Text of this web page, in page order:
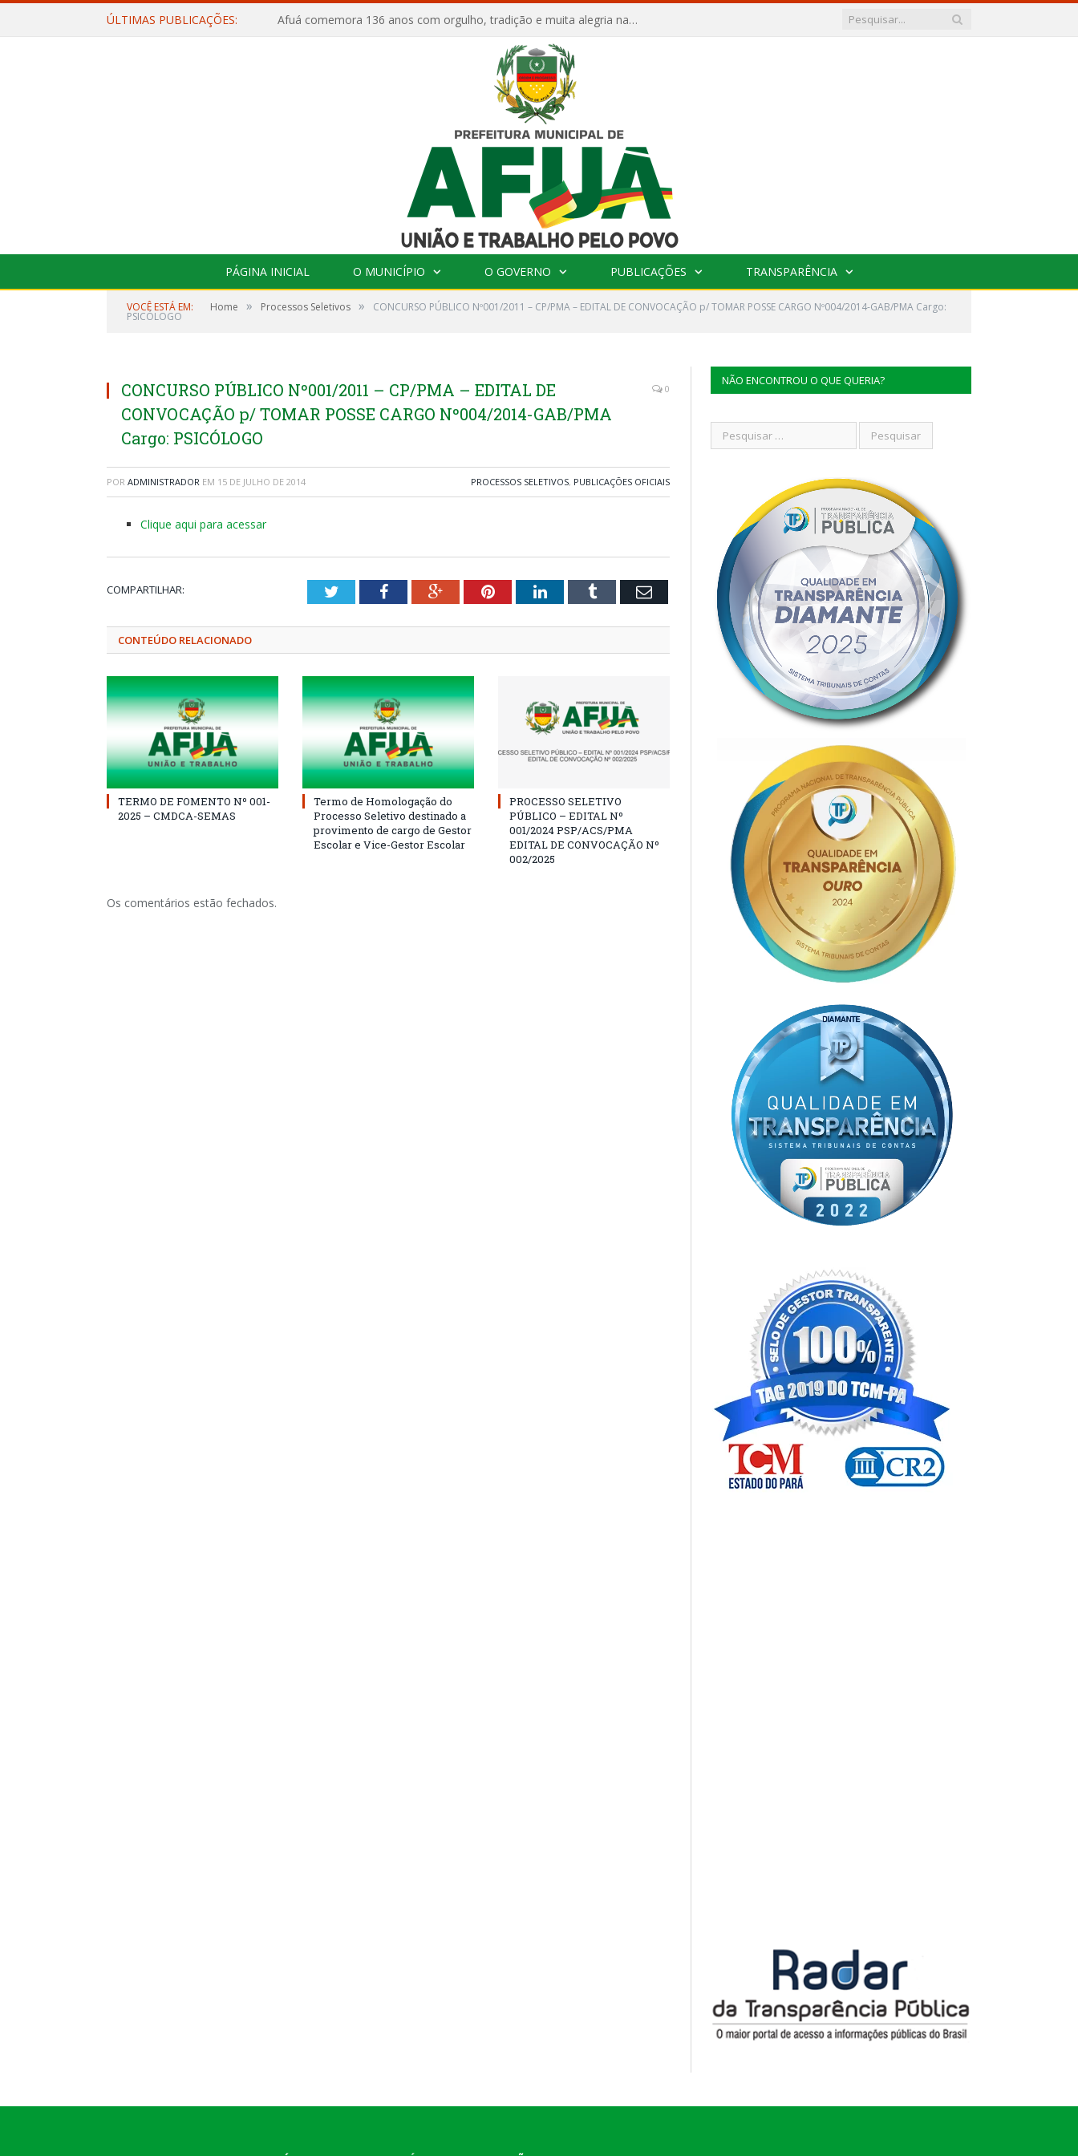
ÚLTIMAS PUBLICAÇÕES: Afuá comemora 136 anos com orgulho, tradição e muita alegria na Quadra Dr. Nelson Salomão
PÁGINA INICIAL O MUNICÍPIO O GOVERNO PUBLICAÇÕES TRANSPARÊNCIA
VOCÊ ESTÁ EM: Home » Processos Seletivos » CONCURSO PÚBLICO Nº001/2011 – CP/PMA – EDITAL DE CONVOCAÇÃO p/ TOMAR POSSE CARGO Nº004/2014-GAB/PMA Cargo:
PSICÓLOGO
CONCURSO PÚBLICO Nº001/2011 – CP/PMA – EDITAL DE
CONVOCAÇÃO p/ TOMAR POSSE CARGO Nº004/2014-GAB/PMA
Cargo: PSICÓLOGO
0
POR ADMINISTRADOR EM 15 DE JULHO DE 2014 PROCESSOS SELETIVOS, PUBLICAÇÕES OFICIAIS
Clique aqui para acessar
COMPARTILHAR: TwitterFacebookGoogle+PinterestLinkedInTumblr Email
CONTEÚDO RELACIONADO
TERMO DE FOMENTO Nº 001-
2025 – CMDCA-SEMAS
Termo de Homologação do
Processo Seletivo destinado a
provimento de cargo de Gestor
Escolar e Vice-Gestor Escolar
PROCESSO SELETIVO
PÚBLICO – EDITAL Nº
001/2024 PSP/ACS/PMA
EDITAL DE CONVOCAÇÃO Nº
002/2025
Os comentários estão fechados.
NÃO ENCONTROU O QUE QUERIA?